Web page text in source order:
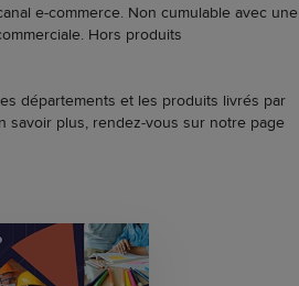
e-commerce. Non cumulable avec une
Hors produits
départements et les produits livrés par
savoir plus, rendez-vous sur notre page